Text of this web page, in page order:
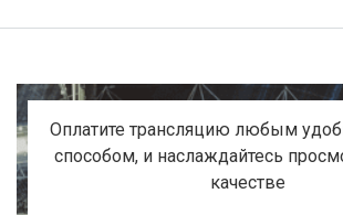
Активировать промокод
Оплатите трансляцию любым
способом, и наслаждайтесь
качестве